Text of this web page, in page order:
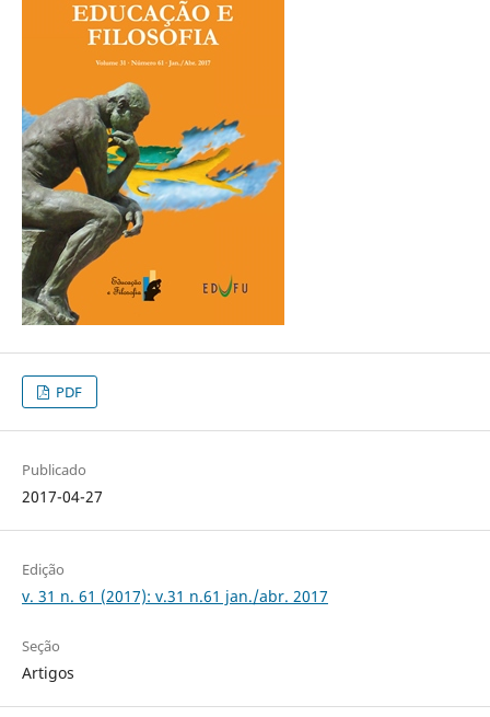
PDF
Publicado
2017-04-27
Edição
v. 31 n. 61 (2017): v.31 n.61 jan./abr. 2017
Seção
Artigos